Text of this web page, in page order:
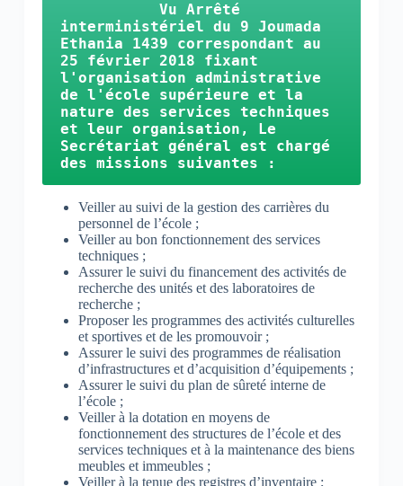
Vu Arrêté
interministériel du 9 Joumada
Ethania 1439 correspondant au
25 février 2018 fixant
l'organisation administrative
de l'école supérieure et la
nature des services techniques
et leur organisation, Le
Secrétariat général est chargé
des missions suivantes :
Veiller au suivi de la gestion des carrières du
personnel de l’école ;
Veiller au bon fonctionnement des services
techniques ;
Assurer le suivi du financement des activités de
recherche des unités et des laboratoires de
recherche ;
Proposer les programmes des activités culturelles
et sportives et de les promouvoir ;
Assurer le suivi des programmes de réalisation
d’infrastructures et d’acquisition d’équipements ;
Assurer le suivi du plan de sûreté interne de
l’école ;
Veiller à la dotation en moyens de
fonctionnement des structures de l’école et des
services techniques et à la maintenance des biens
meubles et immeubles ;
Veiller à la tenue des registres d’inventaire ;